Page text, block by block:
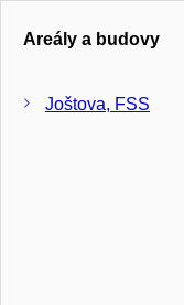
Areály a budovy
Joštova, FSS